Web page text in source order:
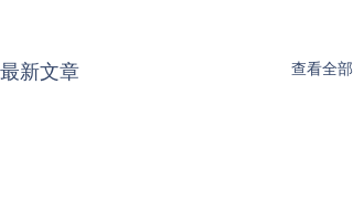
最新文章 查看全部